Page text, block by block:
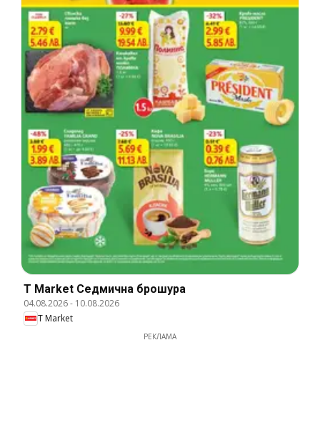
T Market Cедмична брошура
04.08.2026- 10.08.2026
T Market
РЕКЛАМА